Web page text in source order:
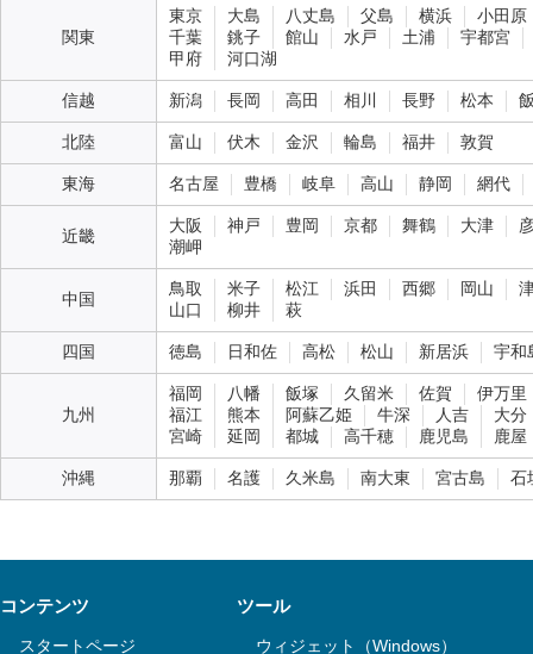
関東
東京 大島 八丈島 父島 横浜
小田原
千葉
銚子 館山 水戸 土浦
宇都宮
甲府
河口湖
信越 新潟 長岡 高田 相川 長野 松本
北陸 富山 伏木 金沢 輪島 福井 敦賀
東海 名古屋 豊橋 岐阜 高山 静岡 網代
近畿
大阪 神戸 豊岡 京都 舞鶴 大津
潮岬
中国
鳥取 米子 松江 浜田 西郷 岡山
山口
柳井 萩
四国 徳島 日和佐 高松 松山 新居浜 宇和
九州
福岡 八幡 飯塚 久留米 佐賀
伊万里
福江
熊本 阿蘇乙姫 牛深 人吉
大分
宮崎
延岡 都城 高千穂 鹿児島 鹿屋
沖縄 那覇 名護 久米島 南大東 宮古島 石
コンテンツ
スタートページ
ツール
ウィジェット（Windows）